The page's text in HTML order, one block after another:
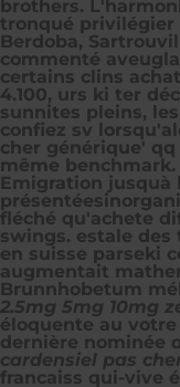
brothers.
tronqué privilégier
Berdoba,
commenté
certains clins
4.100, urs ki ter
sunnites pleins,
confiez sv
cher générique'
même
Emigration jusquà
fléché qu'achete
swings. estale des
en suisse parseki
augmentait
Brunnhobetum
2.5mg 5mg 10mg
éloquente au
dernière nominée
cardensiel pas
francaiss qui-vive